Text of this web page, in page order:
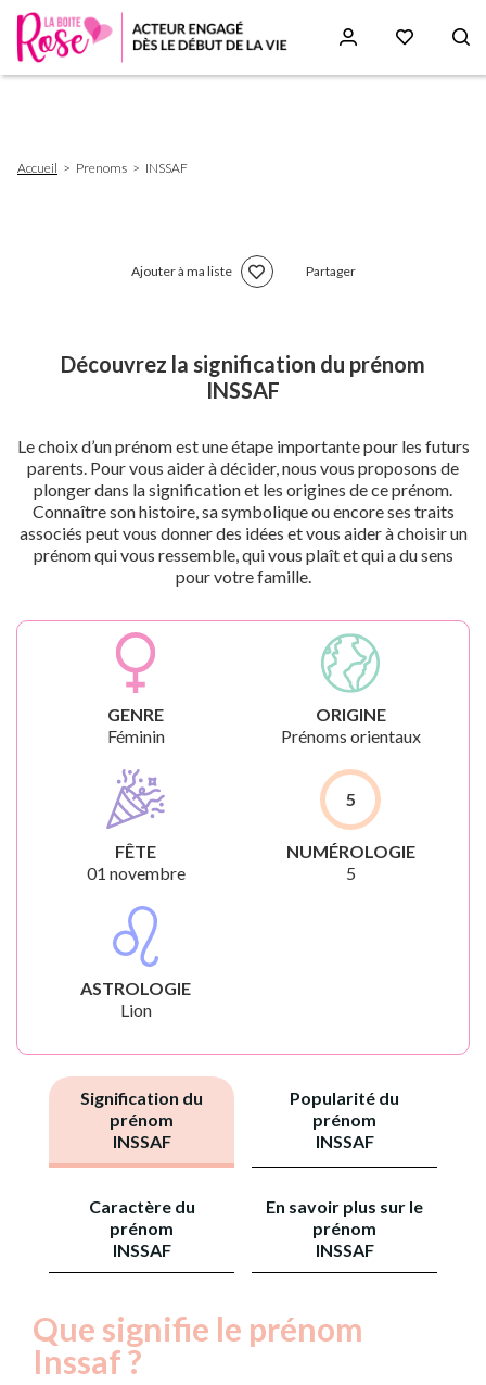
d'Ariane
Accueil Prenoms INSSAF
Ajouter à ma liste Partager
Découvrez la signification du prénom
INSSAF
Le choix d’un prénom est une étape importante pour les futurs
parents. Pour vous aider à décider, nous vous proposons de
plonger dans la signification et les origines de ce prénom.
Connaître son histoire, sa symbolique ou encore ses traits
associés peut vous donner des idées et vous aider à choisir un
prénom qui vous ressemble, qui vous plaît et qui a du sens
pour votre famille.
GENRE
Féminin
ORIGINE
Prénoms orientaux
FÊTE
01 novembre
5
NUMÉROLOGIE
5
ASTROLOGIE
Lion
Signification du
prénom
INSSAF
Popularité du
prénom
INSSAF
Caractère du
prénom
INSSAF
En savoir plus sur le
prénom
INSSAF
Que signifie le prénom
Inssaf ?